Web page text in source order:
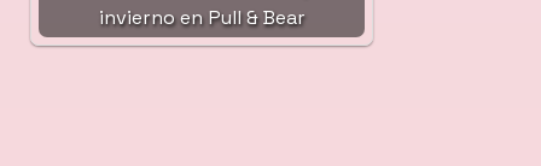
invierno en Pull & Bear